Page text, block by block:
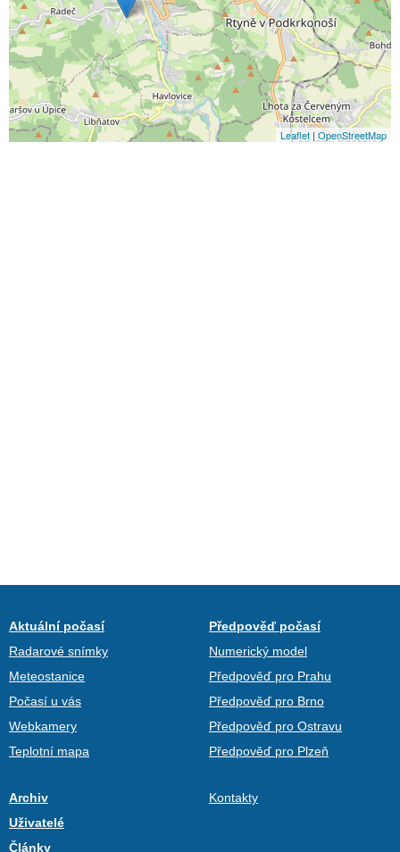
Leaflet | OpenStreetMap
Aktuální počasí
Radarové snímky
Meteostanice
Počasí u vás
Webkamery
Teplotní mapa
Předpověď počasí
Numerický model
Předpověď pro Prahu
Předpověď pro Brno
Předpověď pro Ostravu
Předpověď pro Plzeň
Archiv
Uživatelé
Články
Kontakty